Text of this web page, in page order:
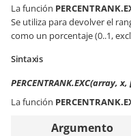
La función
Se utiliza para devolver el
como un porcentaje (0..1,
Sintaxis
PERCENTRANK.EXC(array,
La función
Argumento